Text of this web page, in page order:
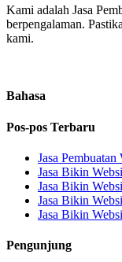
Kami adalah Jasa
berpengalaman.
kami.
Bahasa
Pos-pos Terbaru
Jasa
Jasa Bikin
Jasa Bikin
Jasa Bikin
Jasa Bikin
Pengunjung